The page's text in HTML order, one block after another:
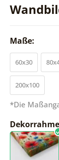
Maße:
60x30
200x100
*Die